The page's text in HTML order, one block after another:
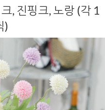
, 진핑크, 노랑 (각 1
)